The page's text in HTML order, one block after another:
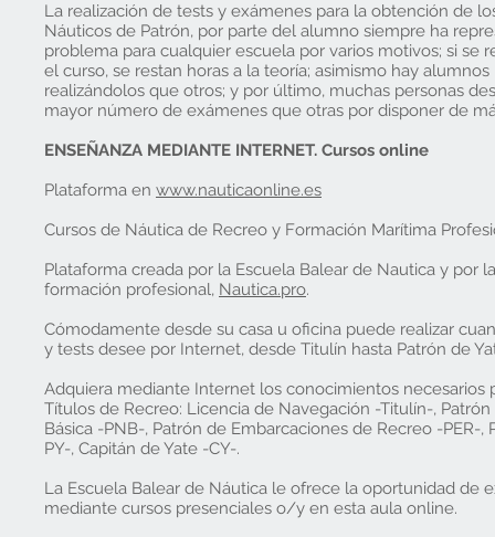
La realización de tests y exámenes para la obtención de
Náuticos de Patrón, por parte del alumno siempre ha
problema para cualquier escuela por varios motivos; si se
el curso, se restan horas a la teoría; asimismo hay alumnos
realizándolos que otros; y por último, muchas personas
mayor número de exámenes que otras por disponer de
ENSEÑANZA MEDIANTE INTERNET. Cursos online
Plataforma en www.nauticaonline.es
Cursos de Náutica de Recreo y Formación Marítima
Plataforma creada por la Escuela Balear de Nautica y por
formación profesional, Nautica.pro.
Cómodamente desde su casa u oficina puede realizar
y tests desee por Internet, desde Titulín hasta Patrón de
Adquiera mediante Internet los conocimientos necesarios
Títulos de Recreo: Licencia de Navegación -Titulín-,
Básica -PNB-, Patrón de Embarcaciones de Recreo -PER-,
PY-, Capitán de Yate -CY-.
La Escuela Balear de Náutica le ofrece la oportunidad de
mediante cursos presenciales o/y en esta aula online.